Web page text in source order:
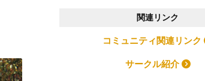
関連リンク
コミュニティ関連リンク
サークル紹介